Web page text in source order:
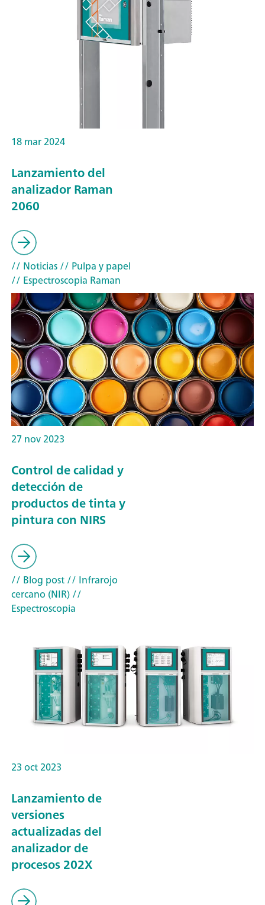
18 mar 2024
Lanzamiento del
analizador Raman
2060
// Noticias// Pulpa y papel
// Espectroscopia Raman
27 nov 2023
Control de calidad y
detección de
productos de tinta y
pintura con NIRS
// Blog post// Infrarojo
cercano (NIR)//
Espectroscopia
23 oct 2023
Lanzamiento de
versiones
actualizadas del
analizador de
procesos 202X